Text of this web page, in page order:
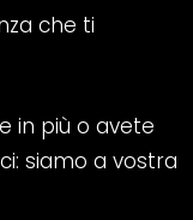
che ti
in più o avete
siamo a vostra